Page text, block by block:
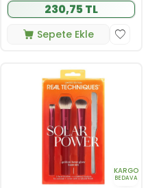
230,75 TL
Sepete Ekle
KARGO
BEDAVA